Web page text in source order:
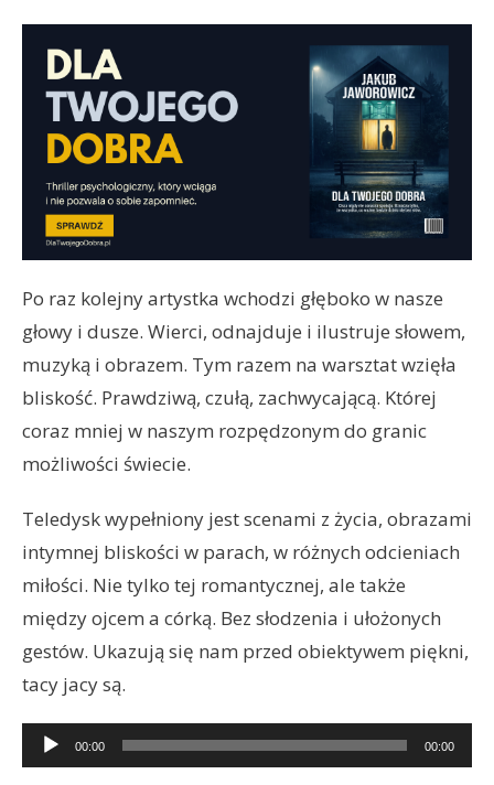
Po raz kolejny artystka wchodzi głęboko w nasze
głowy i dusze. Wierci, odnajduje i ilustruje słowem,
muzyką i obrazem. Tym razem na warsztat wzięła
bliskość. Prawdziwą, czułą, zachwycającą. Której
coraz mniej w naszym rozpędzonym do granic
możliwości świecie.
Teledysk wypełniony jest scenami z życia, obrazami
intymnej bliskości w parach, w różnych odcieniach
miłości. Nie tylko tej romantycznej, ale także
między ojcem a córką. Bez słodzenia i ułożonych
gestów. Ukazują się nam przed obiektywem piękni,
tacy jacy są.
Odtwarzacz
plików
00:00 00:00